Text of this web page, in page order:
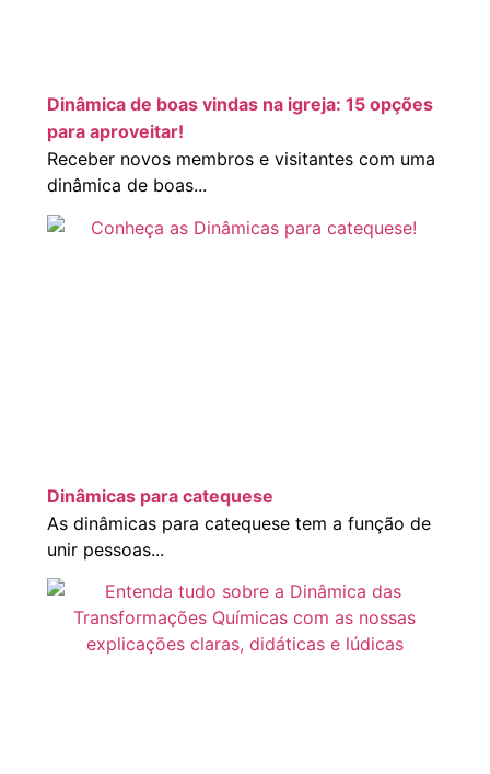
Dinâmica de boas vindas na igreja: 15 opções
para aproveitar!
Receber novos membros e visitantes com uma
dinâmica de boas...
Dinâmicas para catequese
As dinâmicas para catequese tem a função de
unir pessoas...